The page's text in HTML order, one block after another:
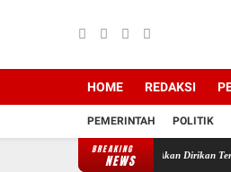
HOME REDAKSI
PEMERINTAH POLITIK
BREAKING
NEWS
Warga Kuala Ceurape Akan Dirikan Tenda di